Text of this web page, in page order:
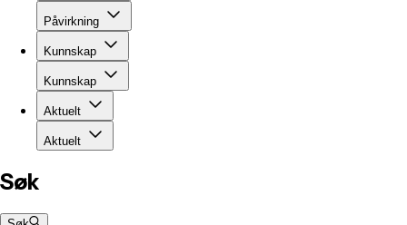
Påvirkning
Kunnskap
Kunnskap
Aktuelt
Aktuelt
Søk